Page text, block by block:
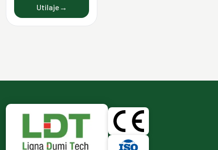
Utilaje →